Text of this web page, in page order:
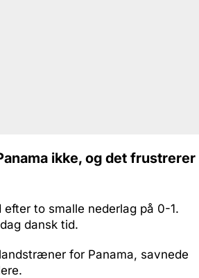
ikke, og det frustrerer
to smalle nederlag på 0-1.
dansk tid.
for Panama, savnede